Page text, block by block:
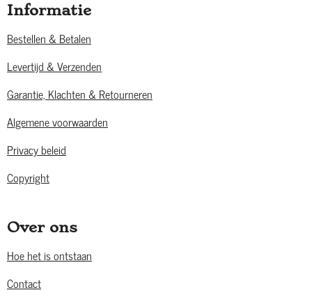
Informatie
Bestellen & Betalen
Levertijd & Verzenden
Garantie, Klachten & Retourneren
Algemene voorwaarden
Privacy beleid
Copyright
Over ons
Hoe het is ontstaan
Contact